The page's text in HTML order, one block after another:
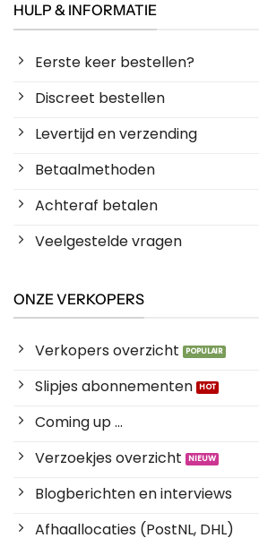
HULP & INFORMATIE
Eerste keer bestellen?
Discreet bestellen
Levertijd en verzending
Betaalmethoden
Achteraf betalen
Veelgestelde vragen
ONZE VERKOPERS
Verkopers overzicht
Slipjes abonnementen
Coming up ...
Verzoekjes overzicht
Blogberichten en interviews
Afhaallocaties (PostNL, DHL)